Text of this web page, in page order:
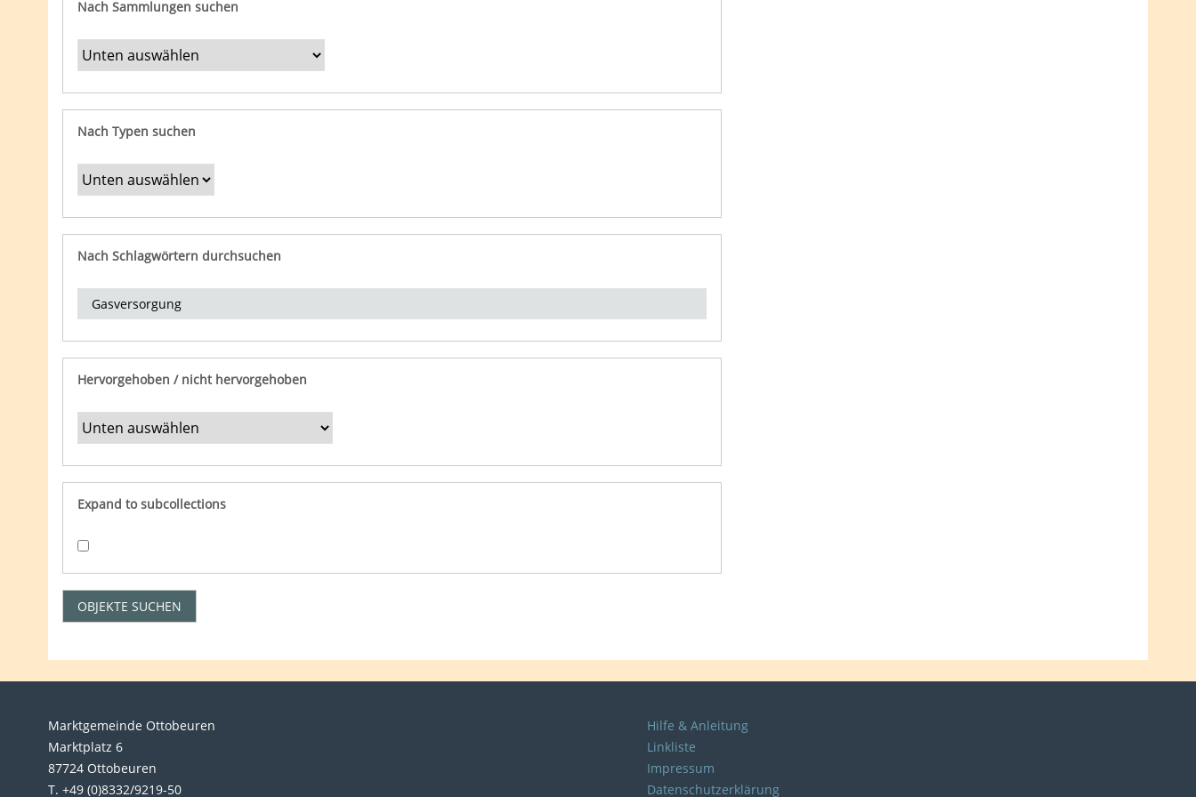
Nach Sammlungen suchen
Nach Typen suchen
Nach Schlagwörtern durchsuchen
Hervorgehoben / nicht hervorgehoben
Expand to subcollections
Marktgemeinde Ottobeuren
Marktplatz 6
87724 Ottobeuren
T. +49 (0)8332/9219-50
Hilfe & Anleitung
Linkliste
Impressum
Datenschutzerklärung